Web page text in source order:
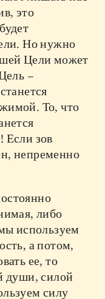
это
Но нужно
Цели может
–
То, что
Если зов
непременно
либо
используем
а потом,
ее, то
души, силой
силу